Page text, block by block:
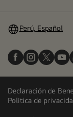
Perú, Español
Declaración de
Política de